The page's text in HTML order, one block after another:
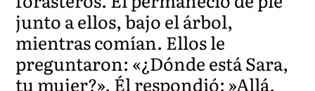
junto a ellos, bajo el árbol,
mientras comían. Ellos le
preguntaron: «¿Dónde está Sara,
tu mujer?». Él respondió: »Allá,